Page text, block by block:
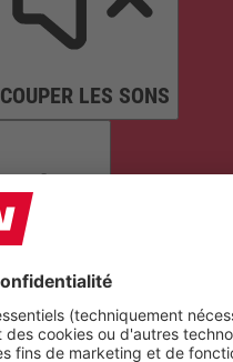
COUPER LES SONS